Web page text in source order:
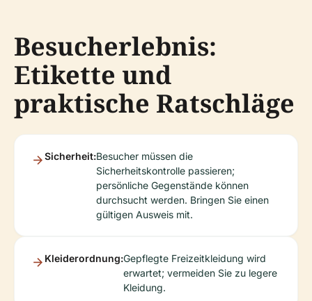
Besucherlebnis:
Etikette und
praktische Ratschläge
Sicherheit:Besucher müssen die
Sicherheitskontrolle passieren;
persönliche Gegenstände können
durchsucht werden. Bringen Sie einen
gültigen Ausweis mit.
Kleiderordnung:Gepflegte Freizeitkleidung wird
erwartet; vermeiden Sie zu legere
Kleidung.